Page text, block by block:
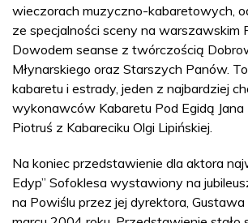
wieczorach muzyczno-kabaretowych,
ze specjalności sceny na warszawskim
Dowodem seanse z twórczością
Młynarskiego oraz Starszych Panów.
kabaretu i estrady, jeden z najbardziej
wykonawców Kabaretu Pod Egidą Jana
Piotruś z Kabareciku Olgi Lipińskiej.
Na koniec przedstawienie dla aktora
Edyp” Sofoklesa wystawiony na
na Powiślu przez jej dyrektora,